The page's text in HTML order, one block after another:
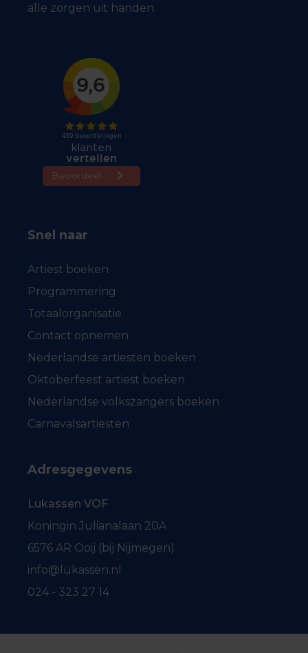
alle zorgen uit handen.
Snel naar
Artiest boeken
Programmering
Totaalorganisatie
Contact opnemen
Nederlandse artiesten boeken
Oktoberfeest artiest boeken
Nederlandse volkszangers boeken
Carnavalsartiesten
Adresgegevens
Lukassen VOF
Koningin Julianalaan 20A
6576 AR Ooij (bij Nijmegen)
info@lukassen.nl
024 - 323 27 14